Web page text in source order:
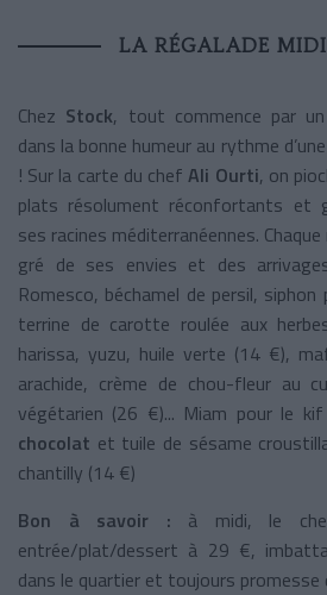
LA RÉGALADE
Chez Stock, tout commence par un
dans la bonne humeur au rythme
! Sur la carte du chef Ali Ourti, on
plats résolument réconfortants et
ses racines méditerranéennes.
gré de ses envies et des
Romesco, béchamel de persil,
terrine de carotte roulée aux
harissa, yuzu, huile verte (14 €),
arachide, crème de chou-fleur au
végétarien (26 €)... Miam pour le
chocolat et tuile de sésame
chantilly (14 €)
Bon à savoir : à midi, le
entrée/plat/dessert à 29 €,
dans le quartier et toujours promesse